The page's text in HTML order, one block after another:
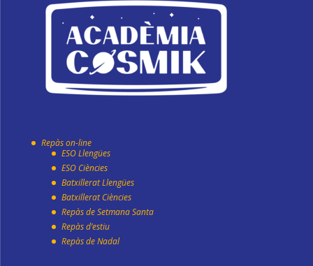
Repàs on-line
ESO Llengües
ESO Ciències
Batxillerat Llengües
Batxillerat Ciències
Repàs de Setmana Santa
Repàs d’estiu
Repàs de Nadal